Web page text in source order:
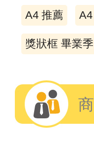
A4 推薦
獎狀框 畢業季